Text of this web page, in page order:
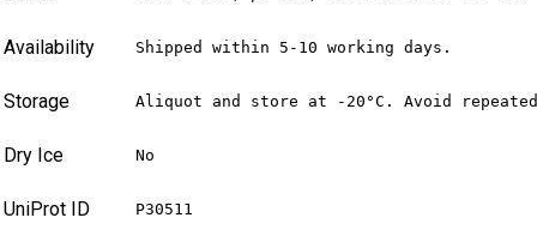
Availability Shipped within 5-10 working days.
Storage Aliquot and store at -20°C. Avoid
Dry Ice No
UniProt ID P30511